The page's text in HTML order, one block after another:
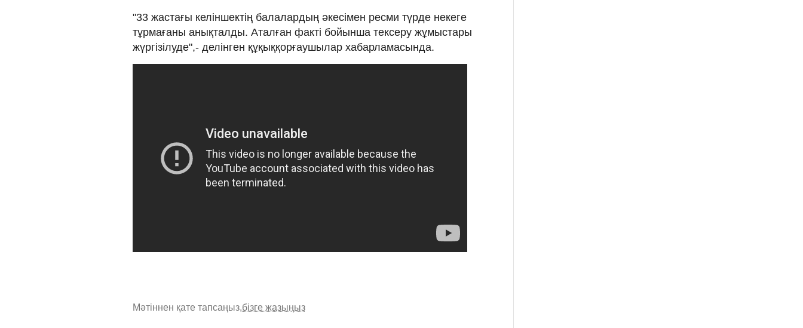
"33 жастағы келіншектің балалардың әкесімен ресми түрде некеге
тұрмағаны анықталды. Аталған факті бойынша тексеру жұмыстары
жүргізілуде",- делінген құқыққорғаушылар хабарламасында.
Мәтіннен қате тапсаңыз,бізге жазыңыз